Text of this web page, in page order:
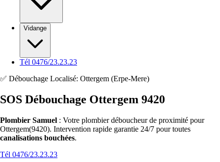
Vidange
Tél 0476/23.23.23
✅ Débouchage Localisé: Ottergem (Erpe-Mere)
SOS Débouchage Ottergem 9420
Plombier Samuel : Votre plombier déboucheur de proximité pour
Ottergem(9420). Intervention rapide garantie 24/7 pour toutes
canalisations bouchées.
Tél 0476/23.23.23